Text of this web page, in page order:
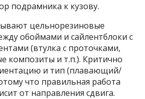
подрамника к кузову.
цельнорезиновые
обоймами и сайлентблоки с
(втулка с проточками,
композиты и т.п.). Критично
и тип (плавающий/
что правильная работа
от направления сдвига.